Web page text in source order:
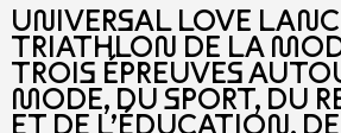
UNIVERSAL LOVE
TRIATHLON DE LA
TROIS ÉPREUVES
MODE, DU SPORT, DU